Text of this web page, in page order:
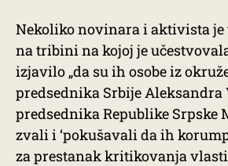
Nekoliko novinara i aktivista je
na tribini na kojoj je
izjavilo „da su ih osobe iz
predsednika Srbije Aleksandra
predsednika Republike Srpske
zvali i ‘pokušavali da ih
za prestanak kritikovanja